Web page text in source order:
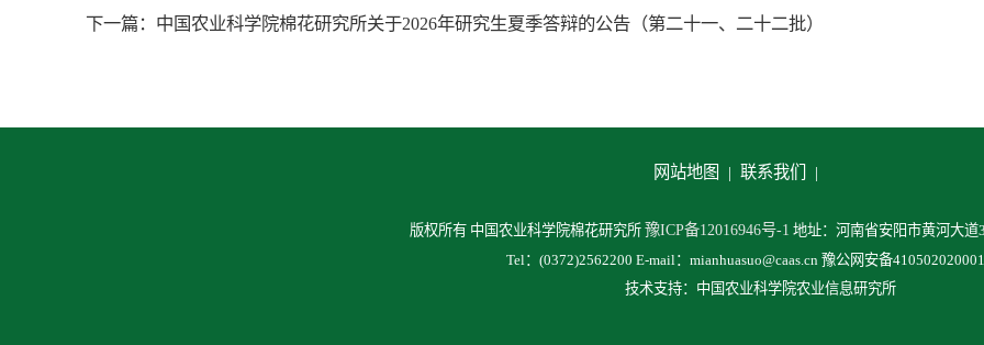
下一篇： 中国农业科学院棉花研究所关于2026年研究生夏季答辩的公告（第二十一、二十二批）
网站地图 | 联系我们 |
版权所有 中国农业科学院棉花研究所 豫ICP备12016946号-1 地址：河南省安阳市黄河大
Tel：(0372)2562200 E-mail：mianhuasuo@caas.cn 豫公网安备
技术支持：中国农业科学院农业信息研究所